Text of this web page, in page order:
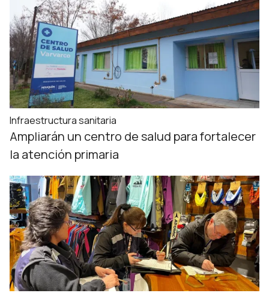
Infraestructura sanitaria
Ampliarán un centro de salud para fortalecer
la atención primaria